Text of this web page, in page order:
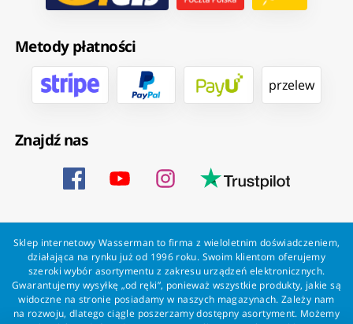
Metody płatności
przelew
Znajdź nas
Sklep internetowy Wasserman to firma z wieloletnim doświadczeniem,
działająca na rynku już od 1996 roku. Swoim klientom oferujemy
szeroki wybór asortymentu z zakresu urządzeń elektronicznych.
Gwarantujemy wysyłkę „od ręki”, ponieważ wszystkie produkty, jakie są
widoczne na stronie posiadamy w naszych magazynach. Zależy nam
na rozwoju, dlatego ciągle poszerzamy dostępny asortyment. Możemy